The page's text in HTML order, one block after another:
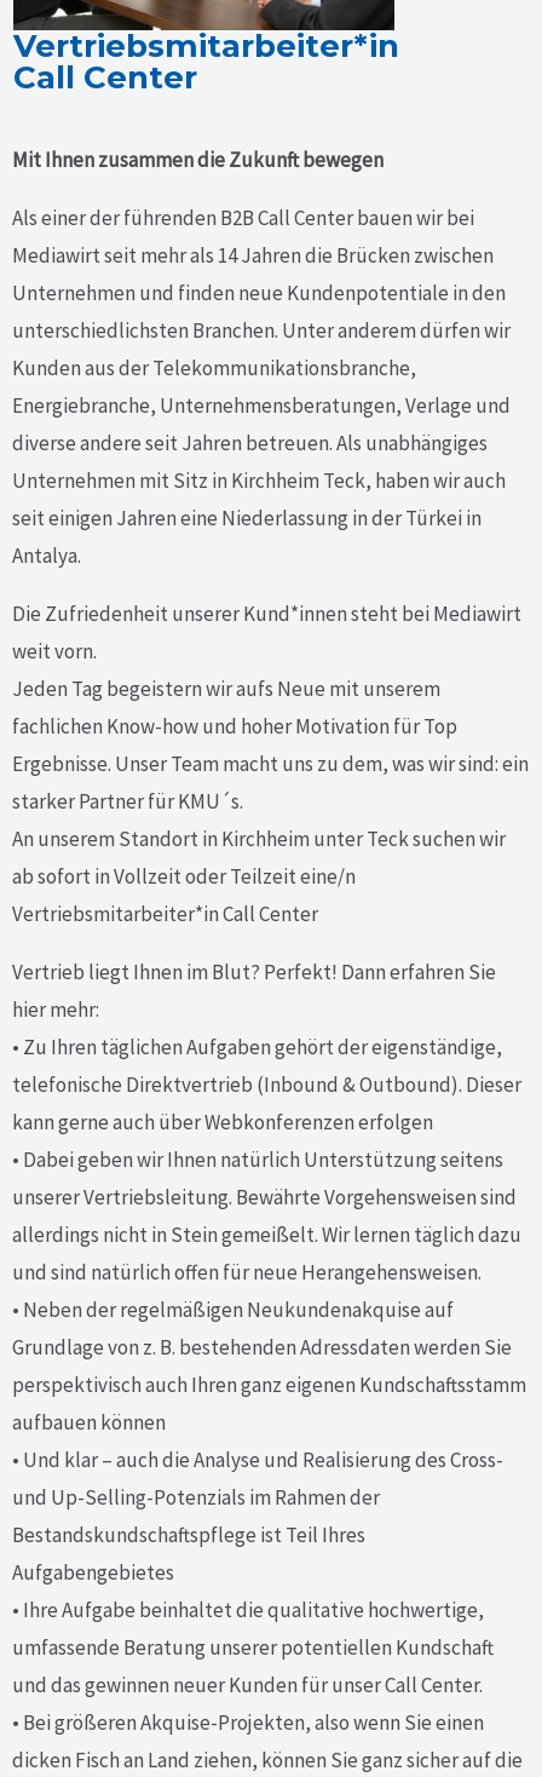
Vertriebsmitarbeiter*in
Call Center
Mit Ihnen zusammen die Zukunft bewegen
Als einer der führenden B2B Call Center bauen wir bei
Mediawirt seit mehr als 14 Jahren die Brücken zwischen
Unternehmen und finden neue Kundenpotentiale inden
unterschiedlichsten Branchen. Unter anderem dürfen wir
Kunden aus der Telekommunikationsbranche,
Energiebranche, Unternehmensberatungen, Verlage und
diverse andere seit Jahren betreuen. Als unabhängiges
Unternehmen mit Sitz in Kirchheim Teck, haben wir auch
seit einigen Jahren eine Niederlassung in der Türkei in
Antalya.
Die Zufriedenheit unserer Kund*innen steht bei Mediawirt
weit vorn.
Jeden Tag begeistern wir aufs Neue mit unserem
fachlichen Know-how und hoher Motivation für Top
Ergebnisse. Unser Team macht uns zu dem, was wir sind: ein
starker Partner für KMU´s.
An unserem Standort in Kirchheim unter Teck suchen wir
ab sofort in Vollzeit oder Teilzeit eine/n
Vertriebsmitarbeiter*in Call Center
Vertrieb liegt Ihnen im Blut? Perfekt! Dann erfahren Sie
hier mehr:
• Zu Ihren täglichen Aufgaben gehört der eigenständige,
telefonische Direktvertrieb (Inbound & Outbound). Dieser
kann gerne auch über Webkonferenzen erfolgen
• Dabei geben wir Ihnen natürlich Unterstützung seitens
unserer Vertriebsleitung. Bewährte Vorgehensweisen sind
allerdings nicht in Stein gemeißelt. Wir lernen täglich dazu
und sind natürlich offen für neue Herangehensweisen.
• Neben der regelmäßigen Neukundenakquise auf
Grundlage von z. B. bestehenden Adressdaten werden Sie
perspektivisch auch Ihren ganz eigenen Kundschaftsstamm
aufbauen können
• Und klar – auch die Analyse und Realisierung des Cross-
und Up-Selling-Potenzials im Rahmen der
Bestandskundschaftspflege ist Teil Ihres
Aufgabengebietes
• Ihre Aufgabe beinhaltet die qualitative hochwertige,
umfassende Beratung unserer potentiellen Kundschaft
und das gewinnen neuer Kunden für unser Call Center.
• Bei größeren Akquise-Projekten, also wenn Sie einen
dicken Fisch an Land ziehen, können Sie ganz sicher auf die